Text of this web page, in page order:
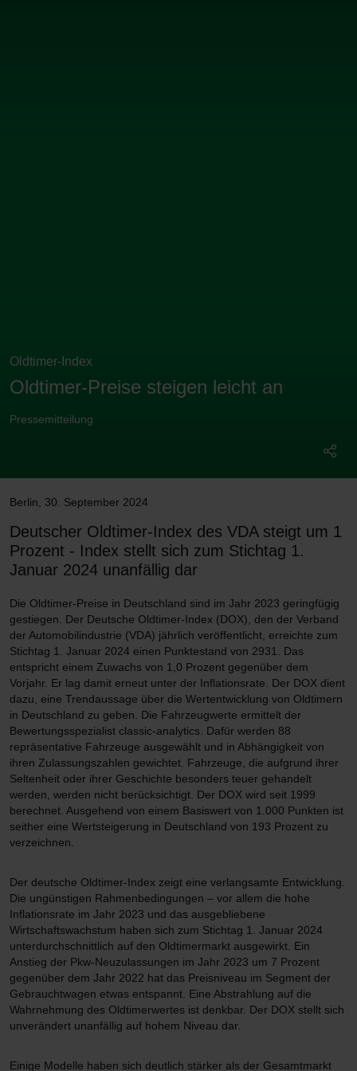
Oldtimer-Index
Oldtimer-Preise steigen leicht an
Pressemitteilung
Berlin 30. September 2024
Deutscher Oldtimer-Index des VDA steigt um 1
Prozent - Index stellt sich zum Stichtag 1.
Januar 2024 unanfällig dar
Die Oldtimer-Preise in Deutschland sind im Jahr 2023 geringfügig
gestiegen. Der Deutsche Oldtimer-Index (DOX), den der Verband
der Automobilindustrie (VDA) jährlich veröffentlicht, erreichte zum
Stichtag 1. Januar 2024 einen Punktestand von 2931. Das
entspricht einem Zuwachs von 1,0 Prozent gegenüber dem
Vorjahr. Er lag damit erneut unter der Inflationsrate. Der DOX dient
dazu, eine Trendaussage über die Wertentwicklung von Oldtimern
in Deutschland zu geben. Die Fahrzeugwerte ermittelt der
Bewertungsspezialist classic-analytics. Dafür werden 88
repräsentative Fahrzeuge ausgewählt und in Abhängigkeit von
ihren Zulassungszahlen gewichtet. Fahrzeuge, die aufgrund ihrer
Seltenheit oder ihrer Geschichte besonders teuer gehandelt
werden, werden nicht berücksichtigt. Der DOX wird seit 1999
berechnet. Ausgehend von einem Basiswert von 1.000 Punkten ist
seither eine Wertsteigerung in Deutschland von 193 Prozent zu
verzeichnen.
Der deutsche Oldtimer-Index zeigt eine verlangsamte Entwicklung.
Die ungünstigen Rahmenbedingungen – vor allem die hohe
Inflationsrate im Jahr 2023 und das ausgebliebene
Wirtschaftswachstum haben sich zum Stichtag 1. Januar 2024
unterdurchschnittlich auf den Oldtimermarkt ausgewirkt. Ein
Anstieg der Pkw-Neuzulassungen im Jahr 2023 um 7 Prozent
gegenüber dem Jahr 2022 hat das Preisniveau im Segment der
Gebrauchtwagen etwas entspannt. Eine Abstrahlung auf die
Wahrnehmung des Oldtimerwertes ist denkbar. Der DOX stellt sich
unverändert unanfällig auf hohem Niveau dar.
Einige Modelle haben sich deutlich stärker als der Gesamtmarkt